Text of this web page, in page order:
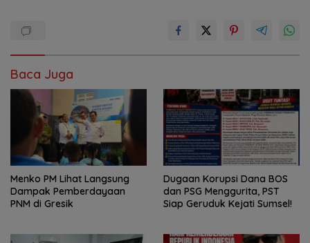
Baca Juga
Menko PM Lihat Langsung
Dampak Pemberdayaan
PNM di Gresik
Dugaan Korupsi Dana BOS
dan PSG Menggurita, PST
Siap Geruduk Kejati Sumsel!